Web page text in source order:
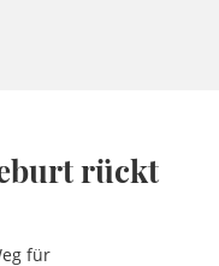
rückt
für